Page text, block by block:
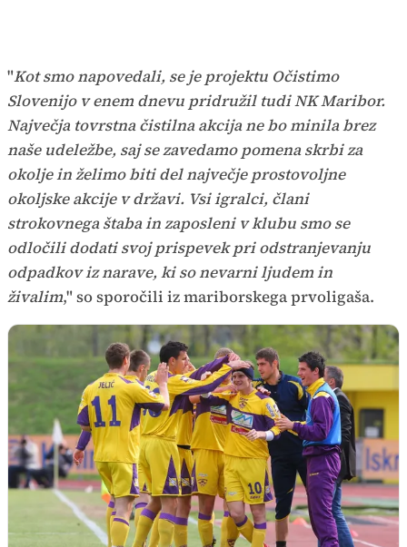
"Kot smo napovedali, se je projektu Očistimo
Slovenijo v enem dnevu pridružil tudi NK Maribor.
Največja tovrstna čistilna akcija ne bo minila brez
naše udeležbe, saj se zavedamo pomena skrbi za
okolje in želimo biti del največje prostovoljne
okoljske akcije v državi. Vsi igralci, člani
strokovnega štaba in zaposleni v klubu smo se
odločili dodati svoj prispevek pri odstranjevanju
odpadkov iz narave, ki so nevarni ljudem in
živalim," so sporočili iz mariborskega prvoligaša.